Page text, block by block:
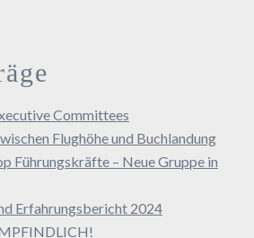
Committees
Flughöhe und Buchlandung
Führungskräfte – Neue Gruppe in
Erfahrungsbericht 2024